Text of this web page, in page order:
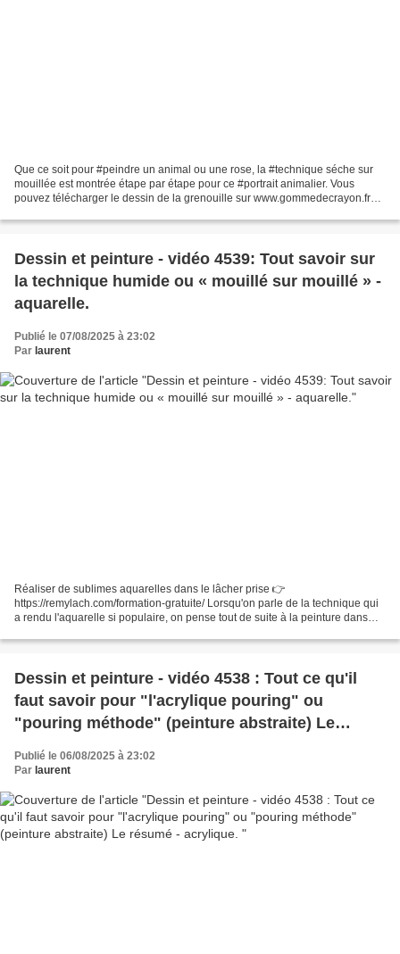
Que ce soit pour #peindre un animal ou une rose, la #technique séche sur
mouillée est montrée étape par étape pour ce #portrait animalier. Vous
pouvez télécharger le dessin de la grenouille sur www.gommedecrayon.fr
Dessin et peinture - vidéo 4539: Tout savoir sur
la technique humide ou « mouillé sur mouillé » -
aquarelle.
Publié le 07/08/2025 à 23:02
Par laurent
Réaliser de sublimes aquarelles dans le lâcher prise 👉
https://remylach.com/formation-gratuite/ Lorsqu'on parle de la technique qui
a rendu l'aquarelle si populaire, on pense tout de suite à la peinture dans
Dessin et peinture - vidéo 4538 : Tout ce qu'il
faut savoir pour "l'acrylique pouring" ou
"pouring méthode" (peinture abstraite) Le
résumé - acrylique.
Publié le 06/08/2025 à 23:02
Par laurent